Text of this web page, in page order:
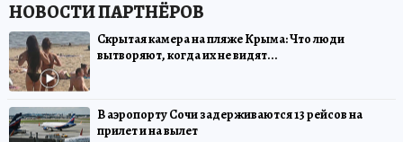
Скрытая камера на пляже Крыма: Что люди
вытворяют, когда их не видят...
В аэропорту Сочи задерживаются 13 рейсов на
прилет и на вылет